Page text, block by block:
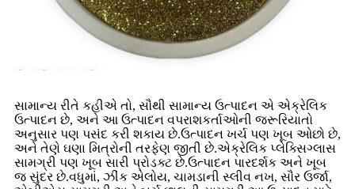
સામાન્ય રીતે કહીએ તો, સૌથી સામાન્ય ઉત્પાદન એ એક્રેલિક
ઉત્પાદન છે, અને આ ઉત્પાદન વપરાશકર્તાઓની જરૂરિયાતો
અનુસાર પણ પસંદ કરી શકાય છે.ઉત્પાદન ખર્ચ પણ ખૂબ ઓછો છે,
અને તેણે ઘણા મિત્રોની તરફેણ જીતી છે.એક્રેલિક પ્લેક્સિગ્લાસ
સામગ્રી પણ ખૂબ સારી પ્રોડક્ટ છે.ઉત્પાદન પારદર્શક અને ખૂબ
જ સુંદર છે.વધુમાં, ઝીંક એલોય, ચામડાની સ્લીવ નખ, સૌર ઉર્જા,